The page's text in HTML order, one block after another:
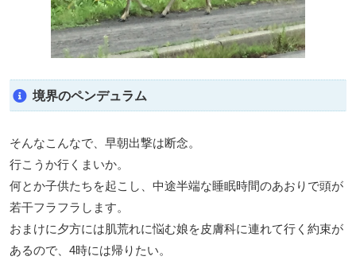
境界のペンデュラム
そんなこんなで、早朝出撃は断念。
行こうか行くまいか。
何とか子供たちを起こし、中途半端な睡眠時間のあおりで頭が
若干フラフラします。
おまけに夕方には肌荒れに悩む娘を皮膚科に連れて行く約束が
あるので、4時には帰りたい。